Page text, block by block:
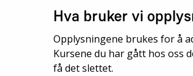
Hva bruker vi
Opplysningene brukes for å
Kursene du har gått hos oss
få det slettet.